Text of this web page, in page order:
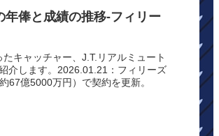
年俸と成績の推移-フィリー
キャッチャー、J.T.リアルミュート
介します。2026.01.21：フィリーズ
67億5000万円）で契約を更新。